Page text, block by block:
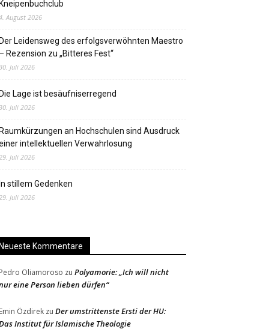
Kneipenbuchclub
August 2026
Der Leidensweg des erfolgsverwöhnten Maestro
– Rezension zu „Bitteres Fest“
Juli 2026
Die Lage ist besäufniserregend
Juli 2026
Raumkürzungen an Hochschulen sind Ausdruck
intellektuellen Verwahrlosung
Juli 2026
In stillem Gedenken
Juli 2026
Neueste Kommentare
Pedro Oliamoroso zu Polyamorie: „Ich will nicht
eine Person lieben dürfen“
Emin Özdirek zu Der umstrittenste Ersti der HU:
Institut für Islamische Theologie